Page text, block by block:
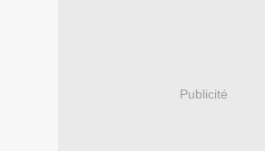
Publicité